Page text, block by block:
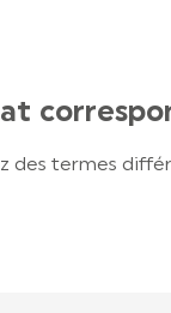
des termes